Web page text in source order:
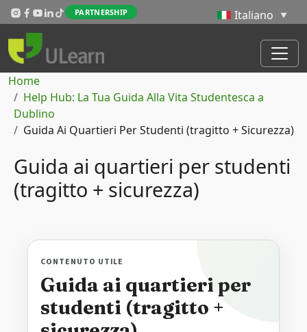
Salta al contenuto principale
PARTNERSHIP
Briciole di pane
Home
Help Hub: La Tua Guida Alla Vita Studentesca a
Dublino
Guida Ai Quartieri Per Studenti (tragitto + Sicurezza)
Guida ai quartieri per studenti
(tragitto + sicurezza)
CONTENUTO UTILE
Guida ai quartieri per
studenti (tragitto +